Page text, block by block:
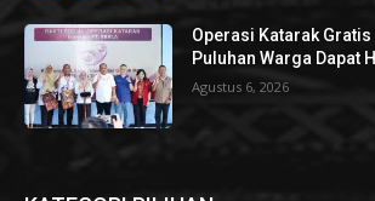
Operasi Katarak
Puluhan Warga Dapat
Agustus 6, 2026